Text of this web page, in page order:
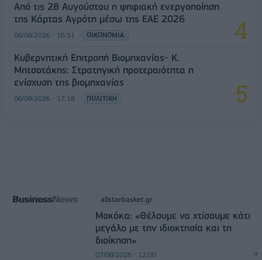
Από τις 28 Αυγούστου η ψηφιακή ενεργοποίηση
της Κάρτας Αγρότη μέσω της ΕΑΕ 2026
06/08/2026 - 16:51 ΟΙΚΟΝΟΜΙΑ
Κυβερνητική Επιτροπή Βιομηχανίας- Κ.
Μητσοτάκης: Στρατηγική προτεραιότητα η
ενίσχυση της βιομηχανίας
06/08/2026 - 17:18 ΠΟΛΙΤΙΚΗ
allstarbasket.gr
Μοκόκα: «Θέλουμε να χτίσουμε κάτι
μεγάλο με την ιδιοκτησία και τη
διοίκηση»
07/08/2026 - 12:00